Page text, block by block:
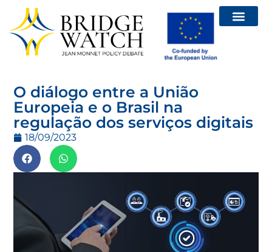
O diálogo entre a União
Europeia e o Brasil na
regulação dos serviços digitais
18/09/2023